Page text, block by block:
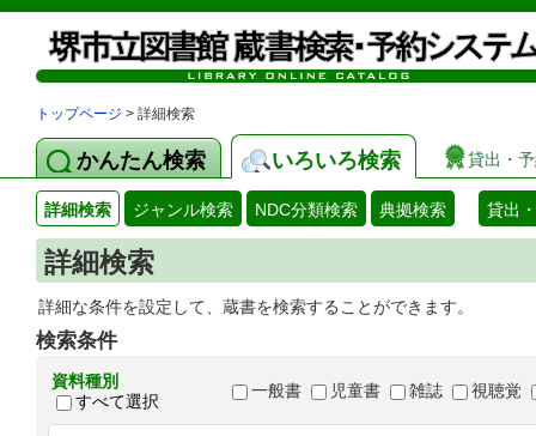
トップページ > 詳細検索
かんたん検索 いろいろ検索 貸出・
詳細検索 ジャンル検索 NDC分類検索 典拠検索 貸出
詳細検索
詳細な条件を設定して、蔵書を検索することができます。
検索条件
資料種別
すべて選択
一般書 児童書 雑誌 視聴覚